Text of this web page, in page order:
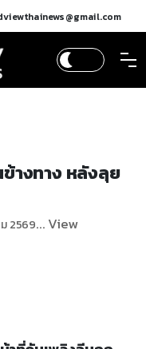
างทาง หลังลุย
2569... View